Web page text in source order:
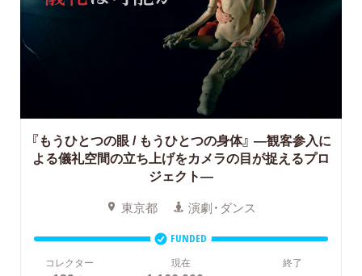
『もうひとつの眼 / もうひとつの身体』 ―観客参入に
よる儀礼空間の立ち上げをカメラの目が捉えるプロ
ジェクト―
東京都 演劇・ダンス
FUNDED
コレクター
現在 終了